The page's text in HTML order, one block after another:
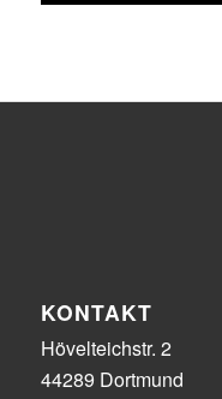
KONTAKT
Hövelteichstr. 2
44289 Dortmund